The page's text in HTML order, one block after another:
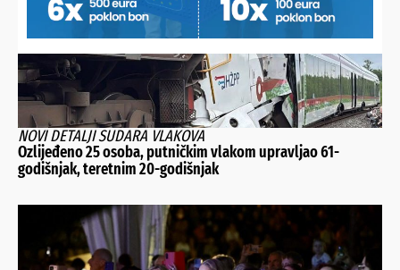
NOVI DETALJI SUDARA VLAKOVA
Ozlijeđeno 25 osoba, putničkim vlakom upravljao 61-
godišnjak, teretnim 20-godišnjak